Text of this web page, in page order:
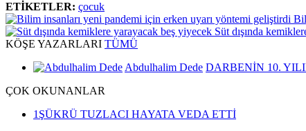
ETİKETLER: çocuk
Süt dışında
KÖŞE YAZARLARI TÜMÜ
Abdulhalim Dede DARBENİN 10.
ÇOK OKUNANLAR
1ŞÜKRÜ TUZLACI HAYATA VEDA ETTİ